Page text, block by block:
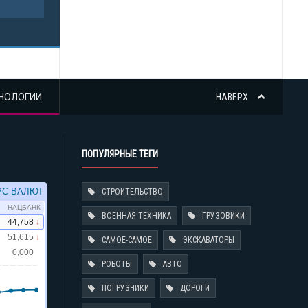
НАВЕРХ
ПОПУЛЯРНЫЕ ТЕГИ
СТРОИТЕЛЬСТВО
ВОЕННАЯ ТЕХНИКА ГРУЗОВИКИ
САМОЕ-САМОЕ ЭКСКАВАТОРЫ
РОБОТЫ АВТО
ПОГРУЗЧИКИ ДОРОГИ